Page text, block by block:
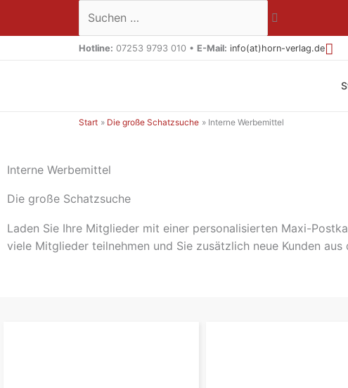
Suchen …
Hotline: 07253 9793 010 • E-Mail: info(at)horn-verlag.de
Start Die große Schatzsuche Interne Werbemittel
Interne Werbemittel
Die große Schatzsuche
Laden Sie Ihre Mitglieder mit einer personalisierten Maxi-
viele Mitglieder teilnehmen und Sie zusätzlich neue Kunden aus